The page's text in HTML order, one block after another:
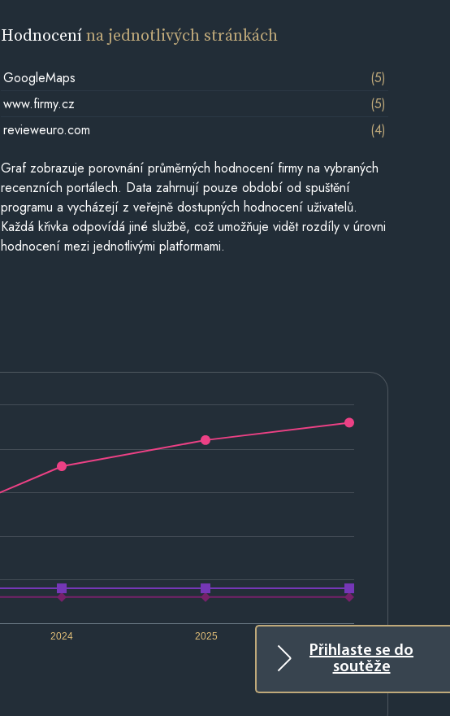
Přihlaste se do
soutěže
Hodnocenína jednotlivých stránkách
GoogleMaps
(5)
www.firmy.cz
(5)
revieweuro.com
(4)
Graf zobrazuje porovnání průměrných hodnocení firmy na vybraných
recenzních portálech. Data zahrnují pouze období od spuštění
programu a vycházejí z veřejně dostupných hodnocení uživatelů.
Každá křivka odpovídá jiné službě, což umožňuje vidět rozdíly v úrovni
hodnocení mezi jednotlivými platformami.
2024 2025